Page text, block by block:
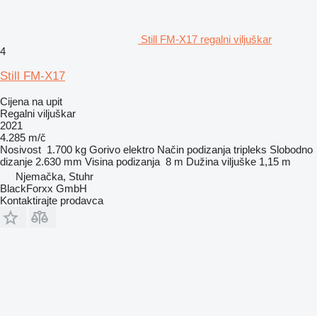
Still FM-X17 regalni viljuškar
4
Still FM-X17
Cijena na upit
Regalni viljuškar
2021
4.285 m/č
Nosivost 1.700 kg Gorivo elektro Način podizanja tripleks Slobodno
dizanje 2.630 mm Visina podizanja 8 m Dužina viljuške 1,15 m
Njemačka, Stuhr
BlackForxx GmbH
Kontaktirajte prodavca